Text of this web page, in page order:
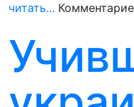
читать...